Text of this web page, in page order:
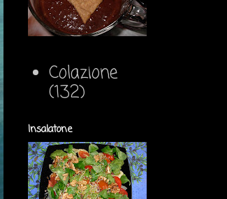
Colazione
(132)
Insalatone